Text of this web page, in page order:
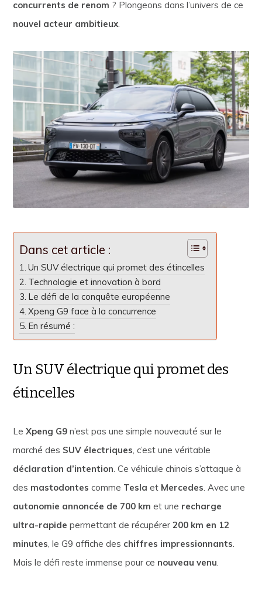
concurrents de renom ? Plongeons dans l’univers de ce
nouvel acteur ambitieux.
Dans cet article :
Un SUV électrique qui promet des étincelles
Technologie et innovation à bord
Le défi de la conquête européenne
Xpeng G9 face à la concurrence
En résumé :
Un SUV électrique qui promet des
étincelles
LeXpeng G9 n’est pas une simple nouveauté sur le
marché des SUV électriques, c’est une véritable
déclaration d’intention. Ce véhicule chinois s’attaque à
des mastodontes comme Tesla et Mercedes. Avec une
autonomie annoncée de 700 km et une recharge
ultra-rapide permettant de récupérer200 km en 12
minutes, le G9 affiche des chiffres impressionnants.
Mais le défi reste immense pour ce nouveau venu.